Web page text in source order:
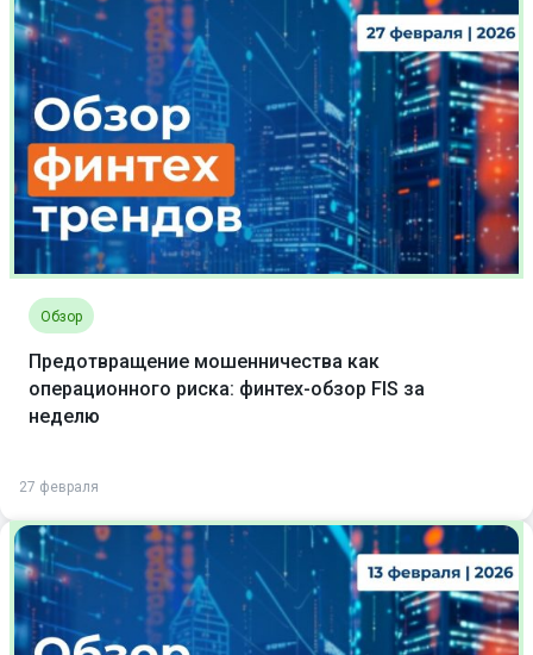
Обзор
Предотвращение мошенничества как
операционного риска: финтех-обзор FIS за
неделю
27 февраля